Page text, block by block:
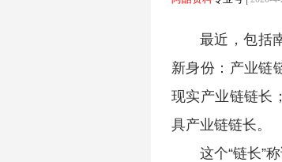
最近，包括
新身份：产业链
现实产业链链长
具产业链链长。
这个“链长”